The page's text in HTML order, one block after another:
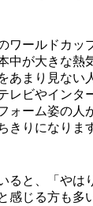
ワールドカッ
中が大きな熱
あまり見ない
レビやインタ
ォーム姿の人
きりになりま
ると、「やは
感じる方も多